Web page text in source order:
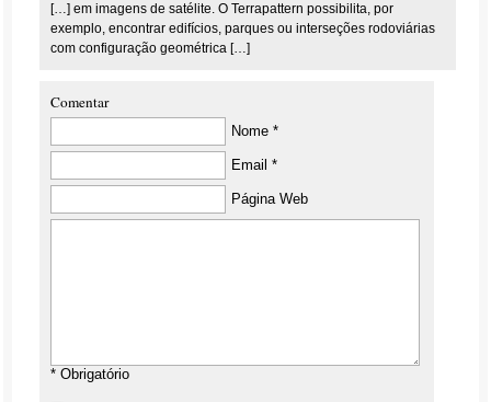
[…] em imagens de satélite. O Terrapattern possibilita, por
exemplo, encontrar edifícios, parques ou interseções rodoviárias
com configuração geométrica […]
Comentar
Nome *
Email *
Página Web
* Obrigatório